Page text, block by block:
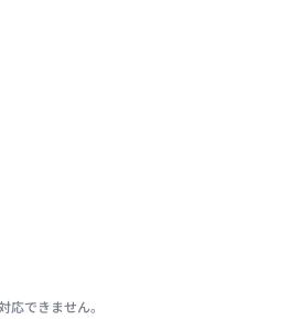
できません。